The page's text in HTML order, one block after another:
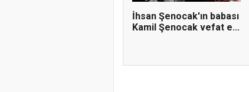
İhsan Şenocak'ın babası
Kamil Şenocak vefat e...